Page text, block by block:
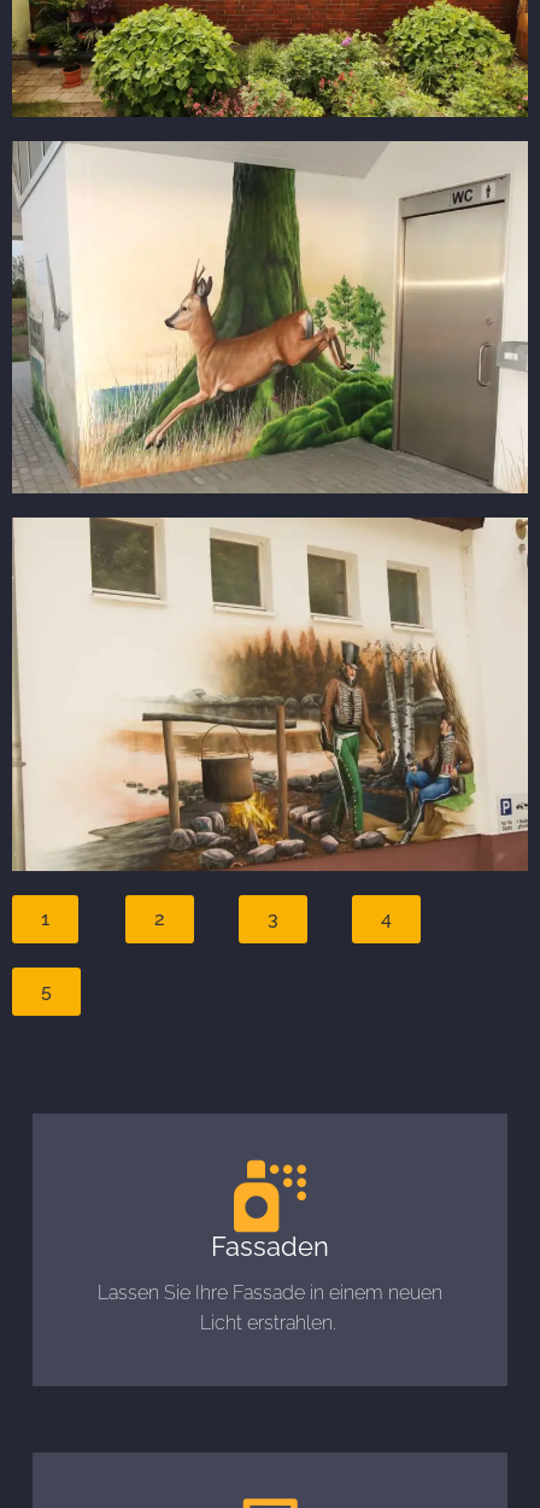
1 2 3 4
5
Fassaden
Lassen Sie Ihre Fassade in einem neuen
Licht erstrahlen. ​